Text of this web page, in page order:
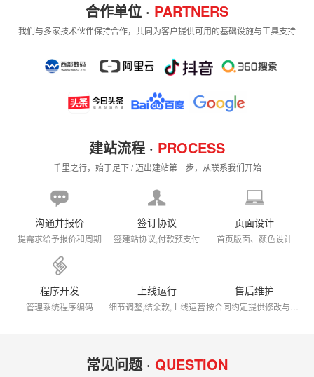
合作单位 · PARTNERS
我们与多家技术伙伴保持合作，共同为客户提供可用的基础设施与工具支持
建站流程 · PROCESS
千里之行，始于足下 / 迈出建站第一步，从联系我们开始
沟通并报价
提需求给予报价和周期
签订协议
签建站协议,付款预支付
页面设计
首页版面、颜色设计
程序开发
管理系统程序编码
上线运行
细节调整,结余款,上线运营
售后维护
常见问题 · QUESTION